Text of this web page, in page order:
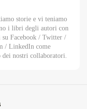
storie e vi teniamo
i libri degli autori con
su Facebook / Twitter /
/ LinkedIn come
nostri collaboratori.